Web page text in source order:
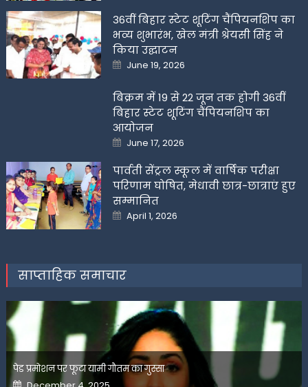
36वीं बिहार स्टेट शूटिंग चैंपियनशिप का
भव्य शुभारंभ, खेल मंत्री श्रेयसी सिंह ने
किया उद्घाटन
Posted
on
June 19, 2026
बिक्रम में 19 से 22 जून तक होगी 36वीं
बिहार स्टेट शूटिंग चैंपियनशिप का
आयोजन
Posted
on
June 17, 2026
पार्वती सेंट्रल स्कूल में वार्षिक परीक्षा
परिणाम घोषित, मेधावी छात्र-छात्राएं हुए
सम्मानित
Posted
on
April 1, 2026
साप्ताहिक समाचार
पेड प्रमोशन पर फूटा यामी गौतम का गुस्सा
Posted